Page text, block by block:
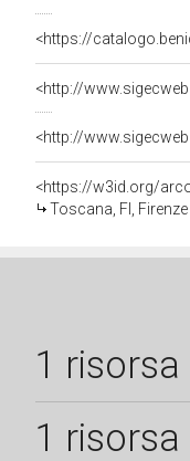
<https://
<http://
<http://
<https://w3id.org/
Toscana, FI, Firenze
1 risorsa
1 risorsa